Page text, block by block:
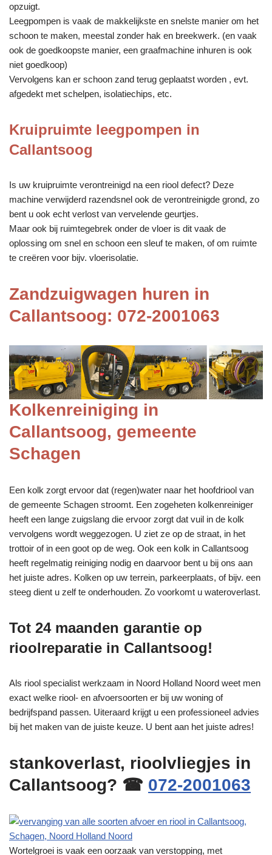
opzuigt.
Leegpompen is vaak de makkelijkste en snelste manier om het
schoon te maken, meestal zonder hak en breekwerk. (en vaak
ook de goedkoopste manier, een graafmachine inhuren is ook
niet goedkoop)
Vervolgens kan er schoon zand terug geplaatst worden , evt.
afgedekt met schelpen, isolatiechips, etc.
Kruipruimte leegpompen in
Callantsoog
Is uw kruipruimte verontreinigd na een riool defect? Deze
machine verwijderd razendsnel ook de verontreinigde grond, zo
bent u ook echt verlost van vervelende geurtjes.
Maar ook bij ruimtegebrek onder de vloer is dit vaak de
oplossing om snel en schoon een sleuf te maken, of om ruimte
te creëren voor bijv. vloerisolatie.
Zandzuigwagen huren in
Callantsoog: 072-2001063
Kolkenreiniging in
Callantsoog, gemeente
Schagen
Een kolk zorgt ervoor dat (regen)water naar het hoofdriool van
de gemeente Schagen stroomt. Een zogeheten kolkenreiniger
heeft een lange zuigslang die ervoor zorgt dat vuil in de kolk
vervolgens wordt weggezogen. U ziet ze op de straat, in het
trottoir of in een goot op de weg. Ook een kolk in Callantsoog
heeft regelmatig reiniging nodig en daarvoor bent u bij ons aan
het juiste adres. Kolken op uw terrein, parkeerplaats, of bijv. een
steeg dient u zelf te onderhouden. Zo voorkomt u wateroverlast.
Tot 24 maanden garantie op
rioolreparatie in Callantsoog!
Als riool specialist werkzaam in Noord Holland Noord weet men
exact welke riool- en afvoersoorten er bij uw woning of
bedrijfspand passen. Uiteraard krijgt u een professioneel advies
bij het maken van de juiste keuze. U bent aan het juiste adres!
stankoverlast, rioolvliegjes in
Callantsoog? ☎ 072-2001063
Wortelgroei is vaak een oorzaak van verstopping, met